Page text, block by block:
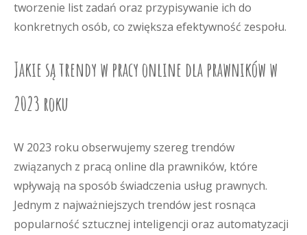
tworzenie list zadań oraz przypisywanie ich do
konkretnych osób, co zwiększa efektywność zespołu.
Jakie są trendy w pracy online dla prawników w
2023 roku
W 2023 roku obserwujemy szereg trendów
związanych z pracą online dla prawników, które
wpływają na sposób świadczenia usług prawnych.
Jednym z najważniejszych trendów jest rosnąca
popularność sztucznej inteligencji oraz automatyzacji